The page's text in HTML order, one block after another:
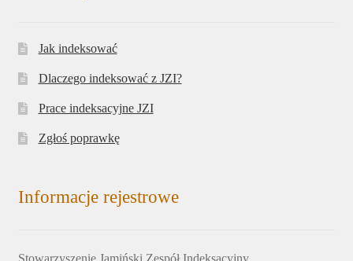
Jak indeksować
Dlaczego indeksować z JZI?
Prace indeksacyjne JZI
Zgłoś poprawkę
Informacje rejestrowe
Stowarzyszenie Jamiński Zespół Indeksacyjny